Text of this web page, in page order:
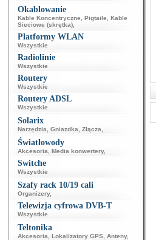
Okablowanie
Kable Koncentryczne Pigtaile
Kable
Sieciowe (skrętka)
Platformy WLAN
Wszystkie
Radiolinie
Wszystkie
Routery
Wszystkie
Routery ADSL
Wszystkie
Solarix
Narzędzia Gniazdka Złącza
Światłowody
Akcesoria Media konwertery,
Switche
Wszystkie
Szafy rack 10/19 cali
Organizery,
Telewizja cyfrowa DVB-T
Wszystkie
Teltonika
Akcesoria Lokalizatory GPS Anteny,